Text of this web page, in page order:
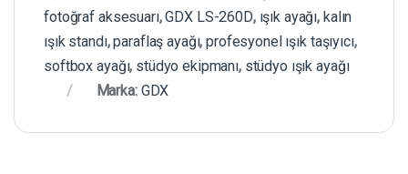
fotoğraf aksesuarı,GDX LS-260D, ışık ayağı, kalın
ışık standı,paraflaş ayağı,profesyonel ışık taşıyıcı,
softbox ayağı, stüdyo ekipmanı, stüdyo ışık ayağı
Marka: GDX